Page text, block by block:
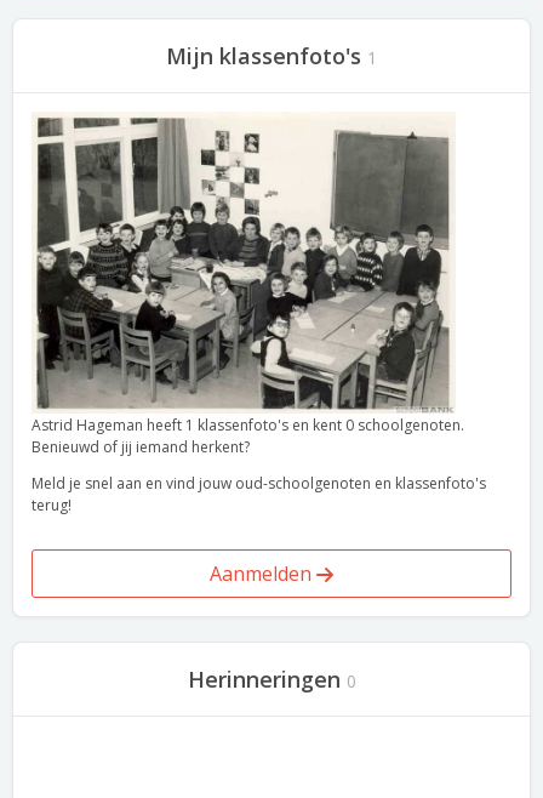
Mijn klassenfoto's 1
Astrid Hageman heeft 1 klassenfoto's en kent 0 schoolgenoten.
Benieuwd of jij iemand herkent?
Meld je snel aan en vind jouw oud-schoolgenoten en klassenfoto's
terug!
Aanmelden
Herinneringen 0